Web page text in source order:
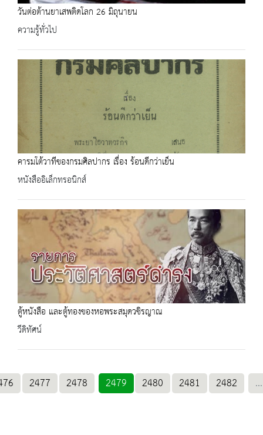
วันต่อต้านยาเสพติดโลก 26 มิถุนายน
ความรู้ทั่วไป
คารมโต้วาทีของกรมศิลปากร เรื่อง ร้อนดีกว่าเย็น
หนังสืออิเล็กทรอนิกส์
ตู้หนังสือ และตู้ทองของหอพระสมุดวชิรญาณ
วีดิทัศน์
2477 2478 2479 2480 2481 2482 ...